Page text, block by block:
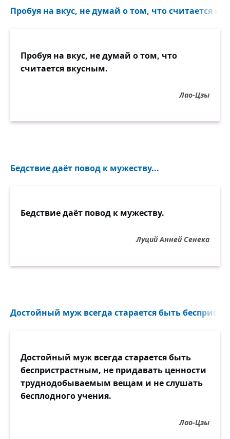
Пробуя на вкус, не думай о том, что считается
Пробуя на вкус, не думай о том, что
считается вкусным.
Лао-Цзы
Бедствие даёт повод к мужеству...
Бедствие даёт повод к мужеству.
Луций Анней Сенека
Достойный муж всегда старается быть
Достойный муж всегда старается быть
беспристрастным, не придавать ценности
труднодобываемым вещам и не слушать
бесплодного учения.
Лао-Цзы